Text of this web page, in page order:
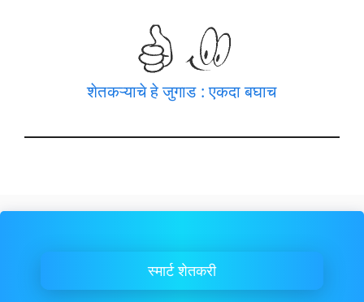
शेतकऱ्याचे हे जुगाड : एकदा बघाच
स्मार्ट शेतकरी